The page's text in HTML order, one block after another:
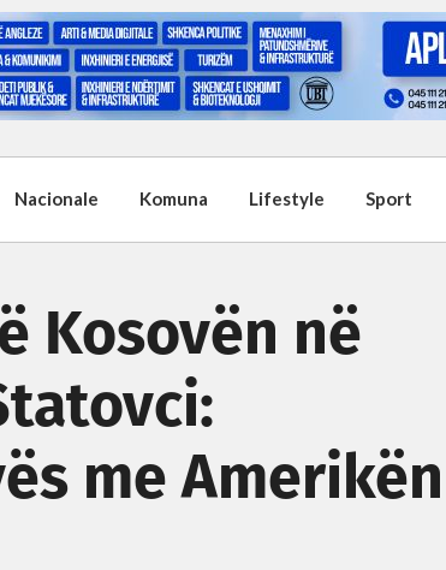
Nacionale Komuna Lifestyle Sport
Kosovën në
me Amerikën